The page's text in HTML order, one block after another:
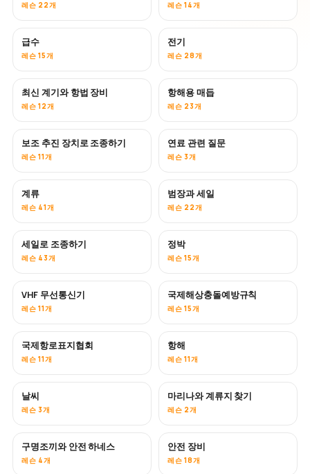
레슨 22개 레슨 14개
급수
레슨 15개
전기
레슨 28개
최신 계기와 항법 장비
레슨 12개
항해용 매듭
레슨 23개
보조 추진 장치로 조종하기
레슨 11개
연료 관련 질문
레슨 3개
계류
레슨 41개
범장과 세일
레슨 22개
세일로 조종하기
레슨 43개
정박
레슨 15개
VHF 무선통신기
레슨 11개
국제해상충돌예방규칙
레슨 15개
국제항로표지협회
레슨 11개
항해
레슨 11개
날씨
레슨 3개
마리나와 계류지 찾기
레슨 2개
구명조끼와 안전 하네스
레슨 4개
안전 장비
레슨 18개